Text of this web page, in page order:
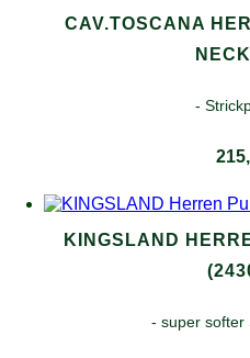
CAV.TOSCANA
-
KINGSLAND
- super softer